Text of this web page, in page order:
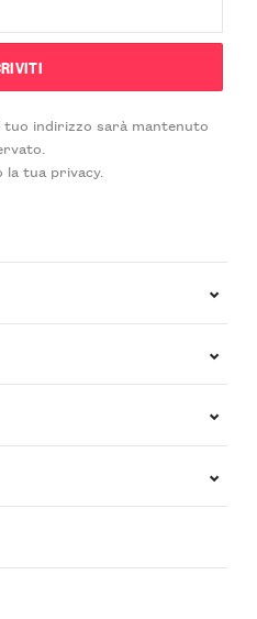
tuo indirizzo sarà mantenuto
la tua privacy.